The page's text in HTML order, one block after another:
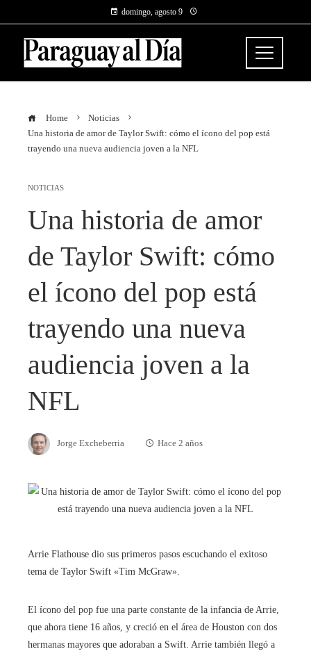
domingo, agosto 9
Home
Noticias
Una historia de amor de Taylor Swift: cómo el ícono del pop está
trayendo una nueva audiencia joven a la NFL
NOTICIAS
Una historia de amor
de Taylor Swift: cómo
el ícono del pop está
trayendo una nueva
audiencia joven a la
NFL
Jorge Excheberria Hace 2 años
Arrie Flathouse dio sus primeros pasos escuchando el exitoso
tema de Taylor Swift «Tim McGraw».
El ícono del pop fue una parte constante de la infancia de Arrie,
que ahora tiene 16 años, y creció en el área de Houston con dos
hermanas mayores que adoraban a Swift. Arrie también llegó a